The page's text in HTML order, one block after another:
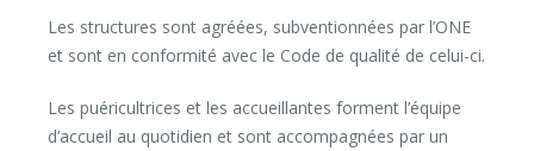
Les structures sont agréées, subventionnées par l’ONE
et sont en conformité avec le Code de qualité de celui-ci.
Les puéricultrices et les accueillantes forment l’équipe
d’accueil au quotidien et sont accompagnées par un